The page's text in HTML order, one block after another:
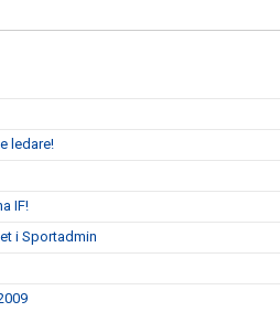
ledare!
IF!
i Sportadmin